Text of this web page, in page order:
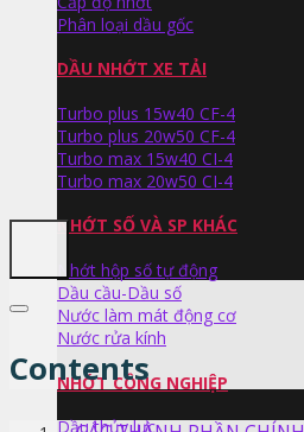
Phân loại dầu gốc
DẦU NHỚT XE TẢI
Turbo plus 15w40 CF-4
Turbo plus 20w50 CF-4
Turbo max 15w40 CI-4
Turbo max 20w50 CI-4
NHỚT SỐ VÀ SP KHÁC
Nhớt hộp số tự động
Dầu cầu-Dầu số
Nước làm mát động cơ
Nước rửa kính
NHỚT CÔNG NGHIỆP
Dầu thủy lực
Contents